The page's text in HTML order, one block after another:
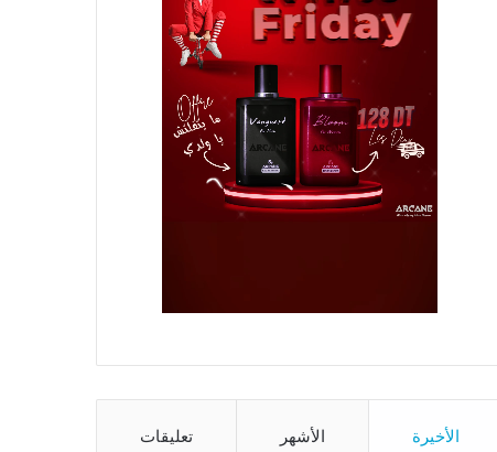
الأخيرة الأشهر تعليقات